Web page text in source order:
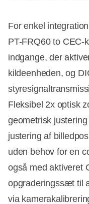
For enkel
PT-FRQ60 to CEC-
indgange, der
kildeenheden, og
Fleksibel 2x optisk
geometrisk
justering af
uden behov for en
også med aktiveret
opgraderingssæt til
via